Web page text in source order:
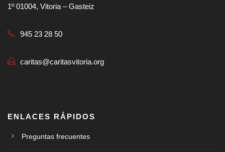
1º 01004, Vitoria – Gasteiz
945 23 28 50
caritas@caritasvitoria.org
ENLACES RÁPIDOS
Preguntas frecuentes